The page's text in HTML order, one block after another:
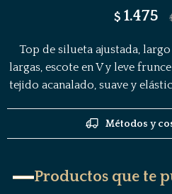
$ 1.475
Top de silueta ajustada,
largas, escote en V y leve
tejido acanalado, suave y
Métodos y
Productos que te